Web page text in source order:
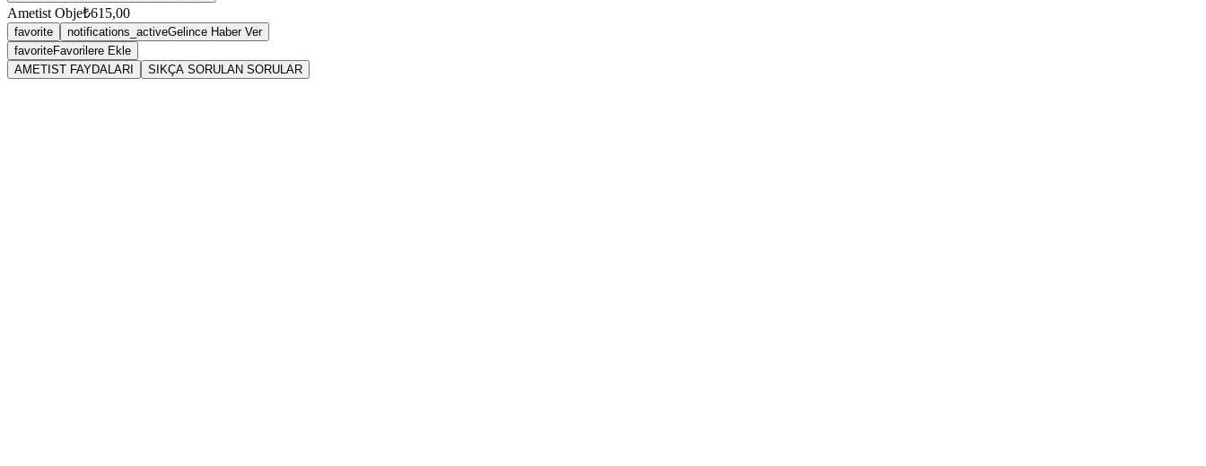
Ametist Obje₺615,00
favorite notifications_activeGelince Haber Ver
favoriteFavorilere Ekle
AMETIST FAYDALARI
SIKÇA SORULAN SORULAR